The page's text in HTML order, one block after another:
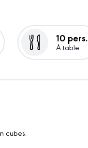
10 pers.
À table
cubes.